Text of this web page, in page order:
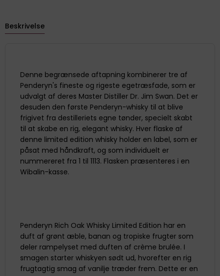
Beskrivelse
Denne begrænsede aftapning kombinerer tre af
Penderyn's fineste og rigeste egetræsfade, som er
udvalgt af deres Master Distiller Dr. Jim Swan. Det er
desuden den første Penderyn-whisky til at blive
frigivet fra destilleriets egne tønder, specielt skabt
til at skabe en rig, elegant whisky. Hver flaske af
denne limited edition whisky holder en label, som er
påsat med håndkraft, og som individuelt er
nummereret fra 1 til 1113. Flasken præsenteres i en
Wibalin-kasse.
Penderyn Rich Oak Whisky Limited Edition har en
duft af grønt æble, banan og tropiske frugter som
deler rampelyset med duften af crème brulée. I
smagen starter whiskyen sødt ud, hvorefter en rig
frugtagtig smag af vanilje træder frem. Dette er en